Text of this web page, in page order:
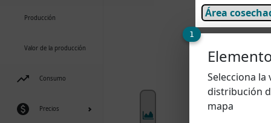
Producción
Valor de la producción
Consumo
Precios
1
Selecciona la
distribución
mapa